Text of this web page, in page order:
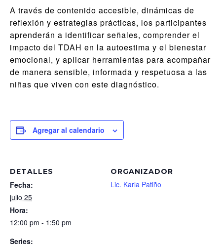
A través de contenido accesible, dinámicas de
reflexión y estrategias prácticas, los participantes
aprenderán a identificar señales, comprender el
impacto del TDAH en la autoestima y el bienestar
emocional, y aplicar herramientas para acompañar
de manera sensible, informada y respetuosa a las
niñas que viven con este diagnóstico.
Agregar al calendario
DETALLES
Fecha:
julio 25
Hora:
12:00 pm - 1:50 pm
Series:
ORGANIZADOR
Lic. Karla Patiño